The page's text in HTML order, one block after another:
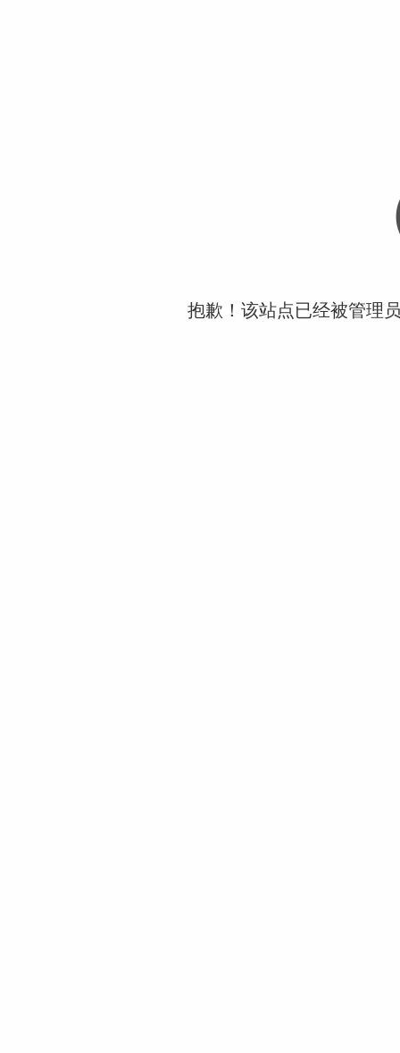
抱歉！该站点已经被管理